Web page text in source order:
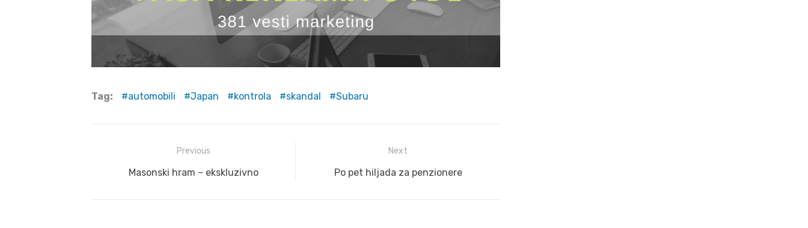
Tag: automobili Japan kontrola skandal Subaru
navigation
Previous
Previous
Masonski hram – ekskluzivno
Next
Next
Po pet hiljada za penzionere